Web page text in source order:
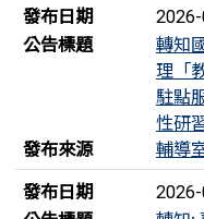
發布日期
公告標題
轉知
理「
駐點
性研
發布來源
輔導
發布日期